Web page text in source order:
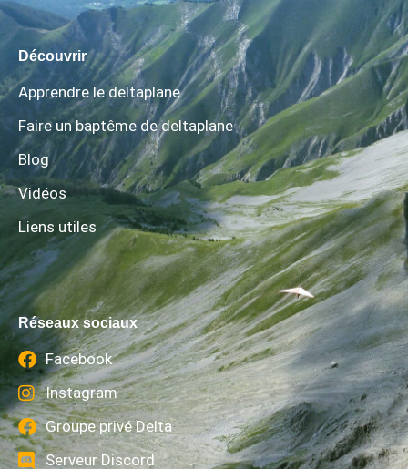
Découvrir
Apprendre le deltaplane
Faire un baptême de deltaplane
Blog
Vidéos
Liens utiles
Réseaux sociaux
Facebook
Instagram
Groupe privé Delta
Serveur Discord